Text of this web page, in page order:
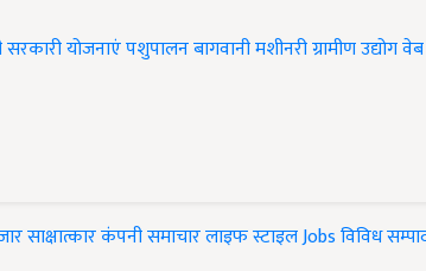
सरकारी योजनाएंपशुपालनबागवानीमशीनरीग्रामीण उद्योगवेब
साक्षात्कारकंपनी समाचारलाइफ स्टाइलJobsविविध